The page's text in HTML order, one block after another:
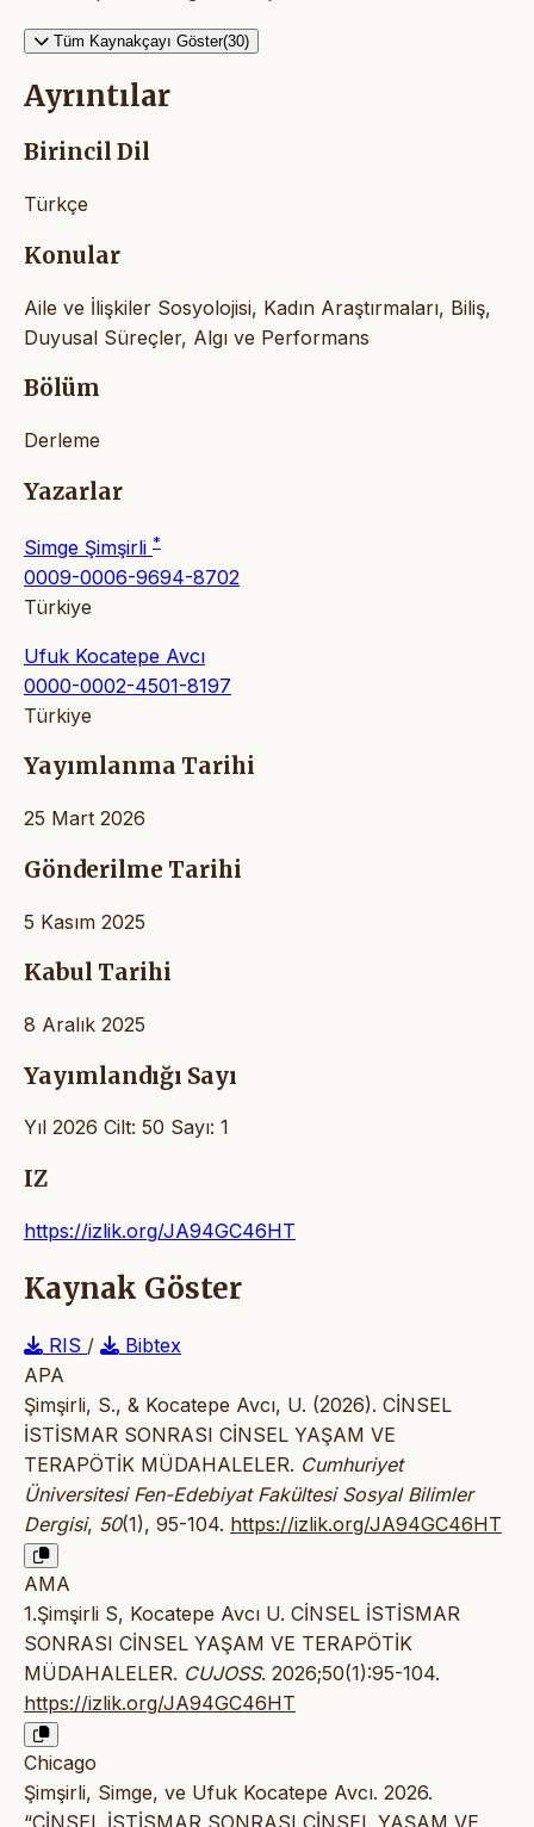
Tüm Kaynakçayı Göster(30)
Ayrıntılar
Birincil Dil
Türkçe
Konular
Aile ve İlişkiler Sosyolojisi, Kadın Araştırmaları, Biliş,
Duyusal Süreçler, Algı ve Performans
Bölüm
Derleme
Yazarlar
Simge Şimşirli *
0009-0006-9694-8702
Türkiye
Ufuk Kocatepe Avcı
0000-0002-4501-8197
Türkiye
Yayımlanma Tarihi
25 Mart 2026
Gönderilme Tarihi
5 Kasım 2025
Kabul Tarihi
8 Aralık 2025
Yayımlandığı Sayı
Yıl 2026 Cilt: 50 Sayı: 1
IZ
https://izlik.org/JA94GC46HT
Kaynak Göster
RIS /
Bibtex
APA
Şimşirli, S., & Kocatepe Avcı, U. (2026). CİNSEL
İSTİSMAR SONRASI CİNSEL YAŞAM VE
TERAPÖTİK MÜDAHALELER. Cumhuriyet
Üniversitesi Fen-Edebiyat Fakültesi Sosyal Bilimler
Dergisi, 50(1), 95-104. https://izlik.org/JA94GC46HT
AMA
1.Şimşirli S, Kocatepe Avcı U. CİNSEL İSTİSMAR
SONRASI CİNSEL YAŞAM VE TERAPÖTİK
MÜDAHALELER. CUJOSS. 2026;50(1):95-104.
https://izlik.org/JA94GC46HT
Chicago
Şimşirli, Simge, ve Ufuk Kocatepe Avcı. 2026.
“CİNSEL İSTİSMAR SONRASI CİNSEL YAŞAM VE